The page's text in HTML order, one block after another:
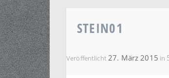
STEIN01
Veröffentlicht 27. März 2015 in